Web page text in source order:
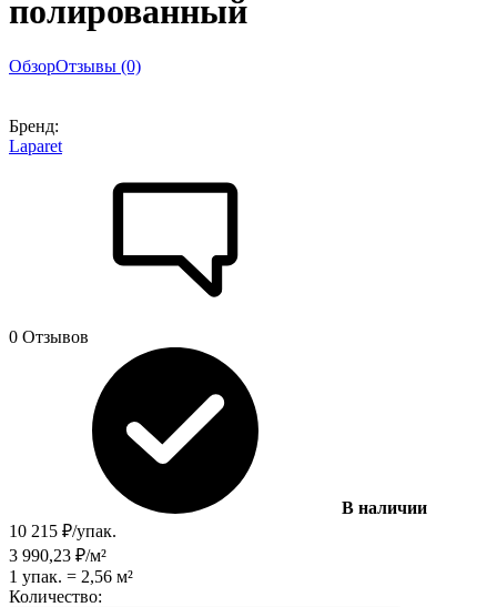
полированный
ОбзорОтзывы (0)
Бренд:
Laparet
0 Отзывов
В наличии
10 215 ₽/упак.
3 990,23 ₽/м²
1 упак. = 2,56 м²
Количество: